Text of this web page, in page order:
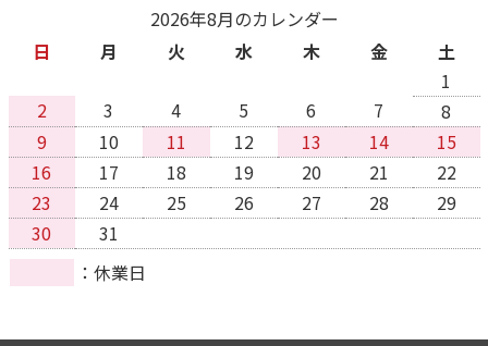
2026年8月のカレンダー
日
月 火 水 木 金
土
1
2
3 4 5 6 7
8
9
10 11 12 13 14
15
16
17 18 19 20 21
22
23
24 25 26 27 28
29
30
31
休業日